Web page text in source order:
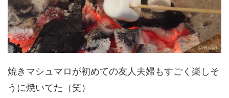
焼きマシュマロが初めての友人夫婦もすごく楽しそ
うに焼いてた（笑）